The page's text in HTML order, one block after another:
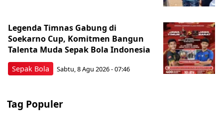
Sepak Bola
Legenda Timnas Gabung di
Soekarno Cup, Komitmen Bangun
Talenta Muda Sepak Bola Indonesia
Sabtu, 8 Agu 2026 - 07:46
Tag Populer